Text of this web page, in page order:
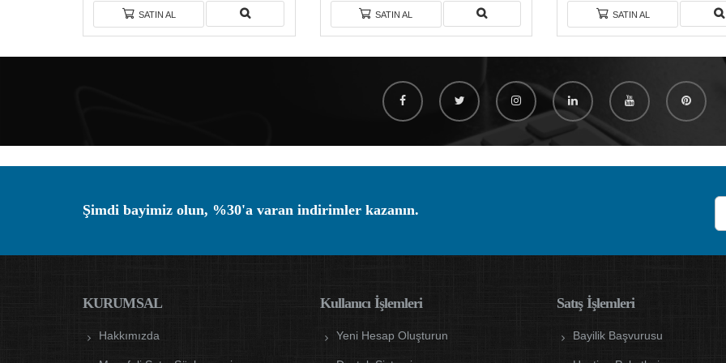
SATIN AL SATIN AL SATIN AL
Şimdi bayimiz olun, %30'a varan indirimler kazanın.
KURUMSAL
Hakkımızda
Kullanıcı İşlemleri
Yeni Hesap Oluşturun
Satış İşlemleri
Bayilik Başvurusu